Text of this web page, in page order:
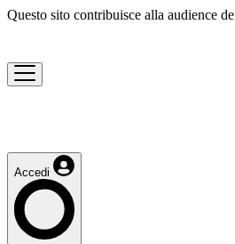
Questo sito contribuisce alla audience de
Accedi